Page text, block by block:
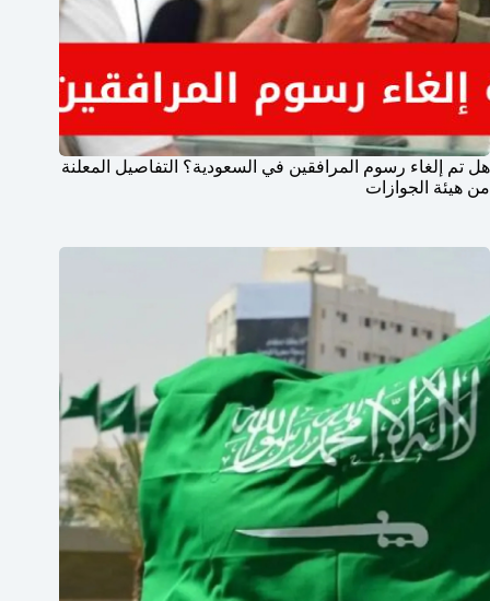
هل تم إلغاء رسوم المرافقين في السعودية؟ التفاصيل المعلنة
من هيئة الجوازات